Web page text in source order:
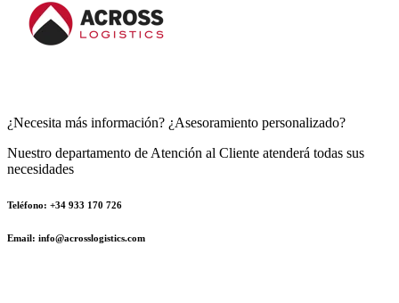
¿Necesita más información? ¿Asesoramiento personalizado?
Nuestro departamento de Atención al Cliente atenderá todas sus
necesidades
Teléfono: +34 933 170 726
Email: info@acrosslogistics.com